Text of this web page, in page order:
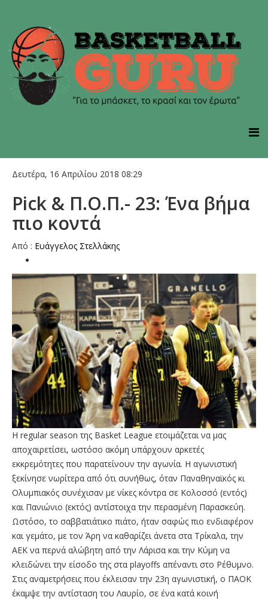
Δευτέρα, 16 Απριλίου 2018 08:29
Pick & Π.Ο.Π.- 23: Ένα βήμα
πιο κοντά
Από : Ευάγγελος Στελλάκης
Η regular season της Basket League ετοιμάζεται να μας
αποχαιρετίσει, ωστόσο ακόμη υπάρχουν αρκετές
εκκρεμότητες που παρατείνουν την αγωνία. Η αγωνιστική
ξεκίνησε νωρίτερα από ότι συνήθως, όταν Παναθηναϊκός κι
Ολυμπιακός συνέχισαν με νίκες κόντρα σε Κολοσσό (εντός)
και Πανιώνιο (εκτός) αντίστοιχα την περασμένη Παρασκεύη.
Ωστόσο, το σαββατιάτικο πιάτο, ήταν σαφώς πιο ενδιαφέρον
και γεμάτο, με τον Άρη να καθαρίζει άνετα στα Τρίκαλα, την
ΑΕΚ να περνά αλώβητη από την Λάρισα και την Κύμη να
κλειδώνει την είσοδο της στα playoffs απέναντι στο Ρέθυμνο.
Στις αναμετρήσεις που έκλεισαν την 23η αγωνιστική, ο ΠΑΟΚ
έκαμψε την αντίσταση του Λαυρίο, σε ένα κατά κοινή